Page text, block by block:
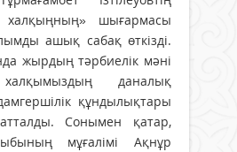
шығармасы
ашық сабақ өткізді.
жырдың тәрбиелік мәні
халқымыздың даналық
құндылықтары
Сонымен қатар,
мұғалімі Ақнұр